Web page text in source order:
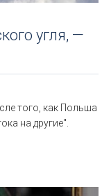
угля, —
того, как Польша
на другие".